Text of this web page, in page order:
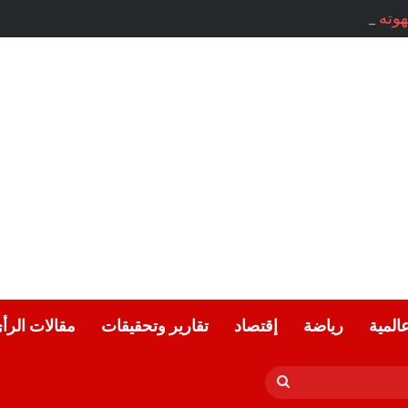
. . . ميسون أسعد / سوريا
رياضة إقتصاد تقارير وتحقيقات مقالات
بحث